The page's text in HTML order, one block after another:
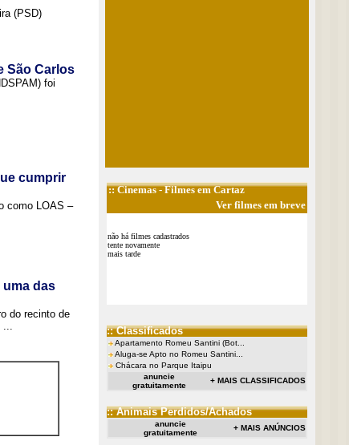
(PSD)
São Carlos
foi
cumprir
como LOAS –
das
do recinto de
...
::Cinemas- Filmes em Cartaz
Ver filmes em breve
não há filmes cadastrados
tente novamente
mais tarde
:: Classificados
Apartamento Romeu Santini (Bot...
Aluga-se Apto no Romeu Santini...
Chácara no Parque Itaipu
anuncie
gratuitamente
+ MAIS CLASSIFICADOS
:: Animais Perdidos/Achados
anuncie
gratuitamente
+ MAIS ANÚNCIOS